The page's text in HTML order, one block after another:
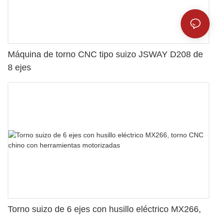
Máquina de torno CNC tipo suizo JSWAY D208 de
8 ejes
Torno suizo de 6 ejes con husillo eléctrico MX266,